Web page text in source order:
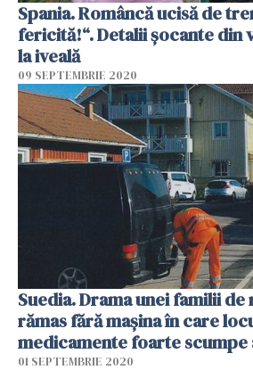
Spania. Româncă ucisă de
fericită!“. Detalii șocante din
la iveală
09 SEPTEMBRIE 2020
Suedia. Drama unei familii de
rămas fără mașina în care
medicamente foarte scumpe
01 SEPTEMBRIE 2020